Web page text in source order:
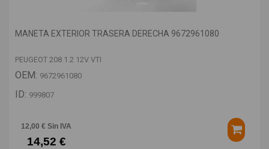
MANETA EXTERIOR TRASERA DERECHA 9672961080
PEUGEOT 208 1.2 12V VTI
OEM: 9672961080
ID: 999807
12,00 € Sin IVA
14,52 €